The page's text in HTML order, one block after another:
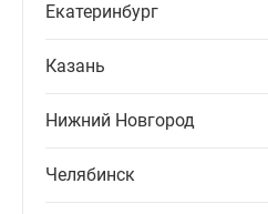
Екатеринбург
Казань
Нижний Новгород
Челябинск